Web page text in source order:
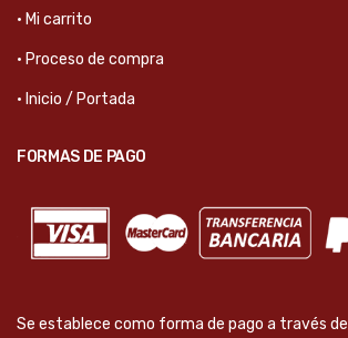
· Mi carrito
· Proceso de compra
· Inicio / Portada
FORMAS DE PAGO
Se establece como forma de pago a través de